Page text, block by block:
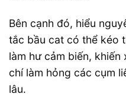
Bên cạnh đó, hiểu
tắc bầu cat có thể kéo
làm hư cảm biến,
chí làm hỏng các cụm
lâu.